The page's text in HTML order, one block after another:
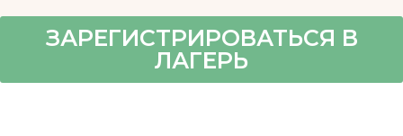
ЗАРЕГИСТРИРОВАТЬСЯ В
ЛАГЕРЬ